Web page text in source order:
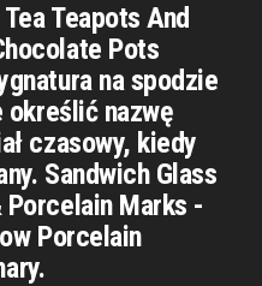
Teapots And
Pots
na spodzie
nazwę
czasowy, kiedy
Sandwich Glass
Marks -
Porcelain